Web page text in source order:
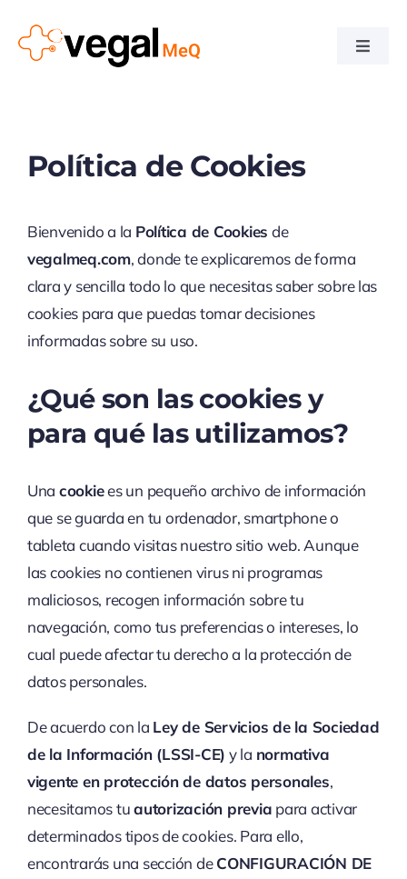
content
Toggle
Company
Services
Downloads
News
Contact
Política de Cookies
Bienvenido a la Política de Cookies de
vegalmeq.com, donde te explicaremos de forma
clara y sencilla todo lo que necesitas saber sobre las
cookies para que puedas tomar decisiones
informadas sobre su uso.
¿Qué son las cookies y
para qué las utilizamos?
Una cookiees un pequeño archivo de información
que se guarda en tu ordenador, smartphone o
tableta cuando visitas nuestro sitio web. Aunque
las cookies no contienen virus ni programas
maliciosos, recogen información sobre tu
navegación, como tus preferencias o intereses, lo
cual puede afectar tu derecho a la protección de
datos personales.
De acuerdo con la Ley de Servicios de la Sociedad
de la Información (LSSI-CE) y la normativa
vigente en protección de datos personales,
necesitamos tuautorización previa para activar
determinados tipos de cookies. Para ello,
encontrarás una sección deCONFIGURACIÓN DE